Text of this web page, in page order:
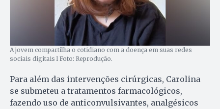
A jovem compartilha o cotidiano com a doença em suas redes
sociais digitais l Foto: Reprodução.
Para além das intervenções cirúrgicas, Carolina
se submeteu a tratamentos farmacológicos,
fazendo uso de anticonvulsivantes, analgésicos